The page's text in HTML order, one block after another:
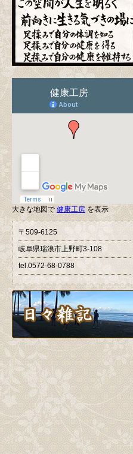
大きな地図で 健康工房 を表示
〒509-6125
岐阜県瑞浪市上野町3-108
tel.0572-68-0788